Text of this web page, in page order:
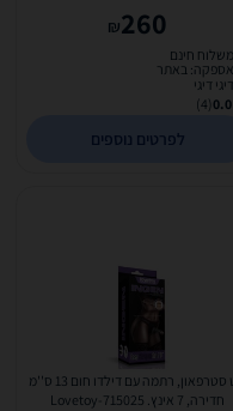
260
₪
משלוח חינם
אספקה: באתר
דיגי
0.0
(4)
לפרטים נוספים
סט סטרפאון, רתמה עם דילדו חום 13 ס''מ
חדירה, 7 אינץ. Lovetoy-715025